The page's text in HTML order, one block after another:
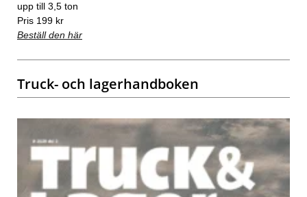
upp till 3,5 ton
Pris 199 kr
Beställ den här
Truck- och lagerhandboken